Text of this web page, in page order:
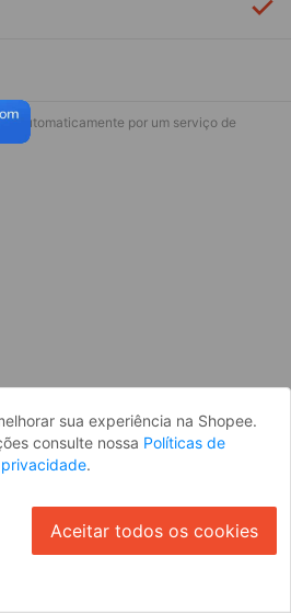
indisponível
deu errado. Faça login
automaticamente por um serviço de
sua experiência na Shopee.
consulte nossa Políticas de
privacidade.
Aceitar todos os cookies